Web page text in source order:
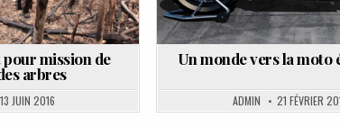
pour mission de
arbres
13 JUIN 2016
Un monde vers la moto
ADMIN 21 FÉVRIER